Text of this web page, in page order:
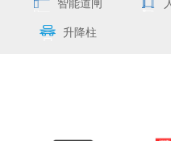
升降柱